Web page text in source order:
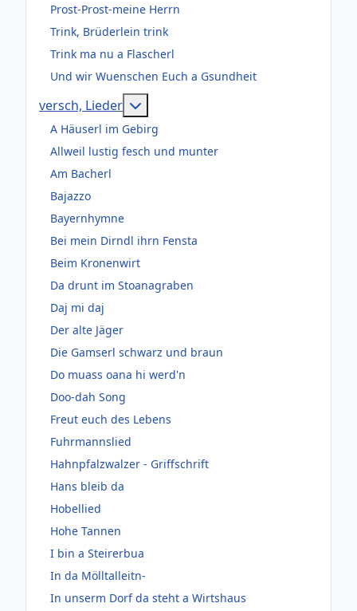
Prost-Prost-meine Herrn
Trink, Brüderlein trink
Trink ma nu a Flascherl
Und wir Wuenschen Euch a Gsundheit
versch, Lieder
A Häuserl im Gebirg
Allweil lustig fesch und munter
Am Bacherl
Bajazzo
Bayernhymne
Bei mein Dirndl ihrn Fensta
Beim Kronenwirt
Da drunt im Stoanagraben
Daj mi daj
Der alte Jäger
Die Gamserl schwarz und braun
Do muass oana hi werd'n
Doo-dah Song
Freut euch des Lebens
Fuhrmannslied
Hahnpfalzwalzer - Griffschrift
Hans bleib da
Hobellied
Hohe Tannen
I bin a Steirerbua
In da Mölltalleitn-
In unserm Dorf da steht a Wirtshaus